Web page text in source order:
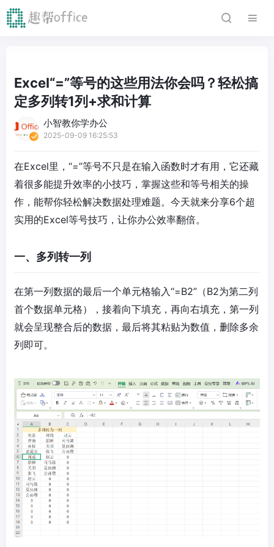
Excel“=”等号的这些用法你会吗？轻松搞
定多列转1列+求和计算
小智教你学办公
2025-09-09 16:25:53
在Excel里，“=”等号不只是在输入函数时才有用，它还藏
着很多能提升效率的小技巧，掌握这些和等号相关的操
作，能帮你轻松解决数据处理难题。今天就来分享6个超
实用的Excel等号技巧，让你办公效率翻倍。
一、多列转一列
在第一列数据的最后一个单元格输入“=B2”（B2为第二列
首个数据单元格），接着向下填充，再向右填充，第一列
就会呈现整合后的数据，最后将其粘贴为数值，删除多余
列即可。